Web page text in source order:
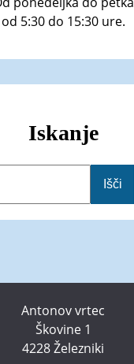
od 5:30 do 15:30 ure.
Iskanje
Išči
Antonov vrtec
Škovine 1
4228 Železniki